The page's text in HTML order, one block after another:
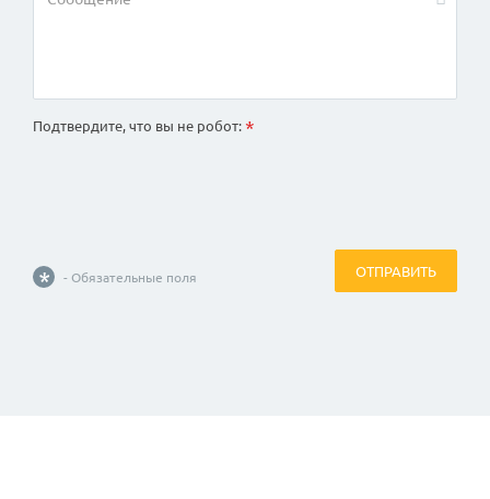
Подтвердите, что вы не робот:*
* - Обязательные поля ОТПРАВИТЬ